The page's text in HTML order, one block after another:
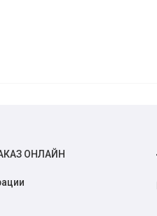
ОНЛАЙН